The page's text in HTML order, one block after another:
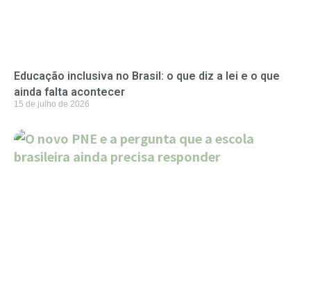
Educação inclusiva no Brasil: o que diz a lei e o que
ainda falta acontecer
15 de julho de 2026